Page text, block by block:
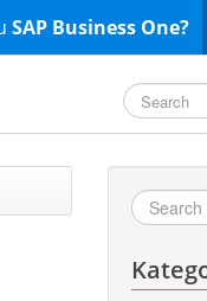
SAP Business One?
General
Finance &
Inventory &